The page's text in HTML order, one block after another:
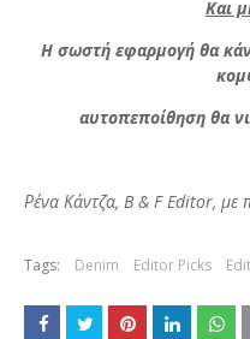
Και
Η σωστή εφαρμογή θα
αυτοπεποίθηση θα
Ρένα Κάντζα, B & F Editor, με
Tags: Denim Editor Picks